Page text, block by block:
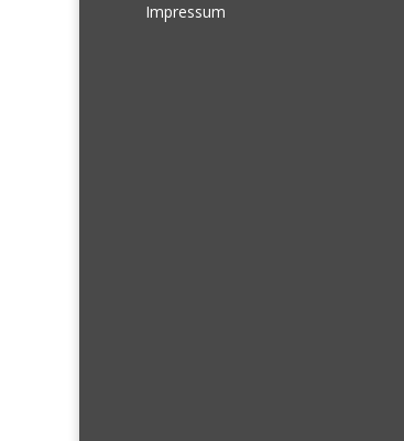
Impressum